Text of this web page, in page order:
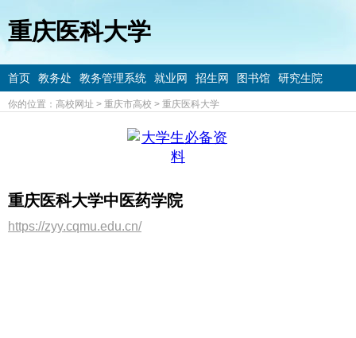
重庆医科大学
首页 教务处 教务管理系统 就业网 招生网 图书馆 研究生院
你的位置： 高校网址 > 重庆市高校 > 重庆医科大学
重庆医科大学中医药学院
https://zyy.cqmu.edu.cn/